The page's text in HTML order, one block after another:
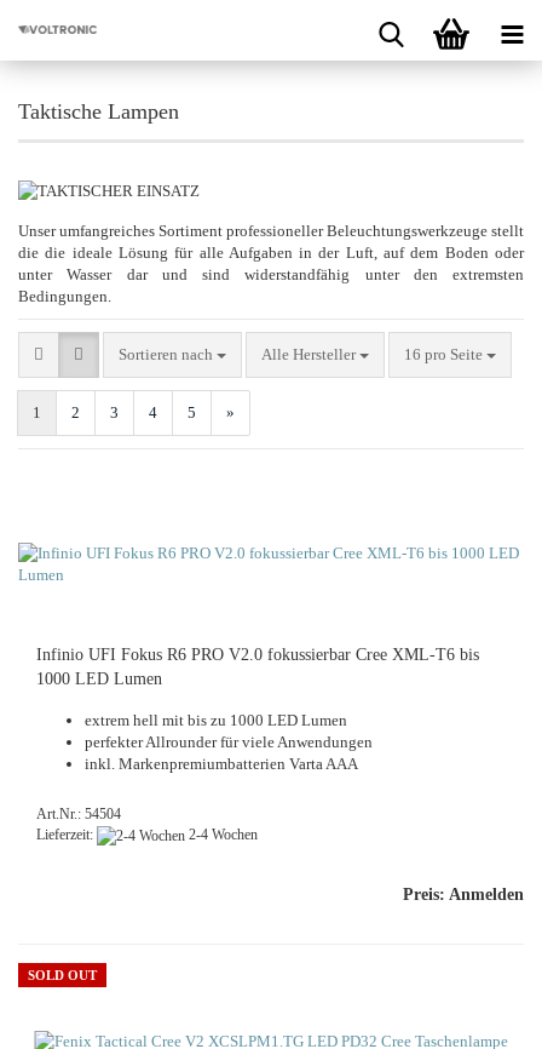
Taktische Lampen
Unser umfangreiches Sortiment professioneller Beleuchtungswerkzeuge stellt
die die ideale Lösung für alle Aufgaben in der Luft, auf dem Boden oder
unter Wasser dar und sind widerstandfähig unter den extremsten
Bedingungen.
Sortieren nach
Sortieren nach Alle Hersteller 16 pro Seite
pro Seite
1 2 3 4 5 »
In­fi­nio UFI Fokus R6 PRO V2.0 fo­kus­sier­bar Cree XML-​T6 bis
1000 LED Lumen
ex­trem hell mit bis zu 1000 LED Lumen
per­fek­ter All­roun­der für viele An­wen­dun­gen
inkl. Mar­ken­pre­mi­um­bat­te­rien Varta AAA
Art.Nr.: 54504
Lieferzeit:
2-4 Wochen
Preis: Anmelden
SOLD OUT